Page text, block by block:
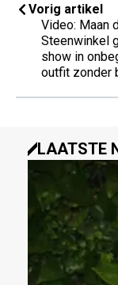
Vorig artikel
Video: Maan
Steenwinkel
show in
outfit zonder
LAATSTE